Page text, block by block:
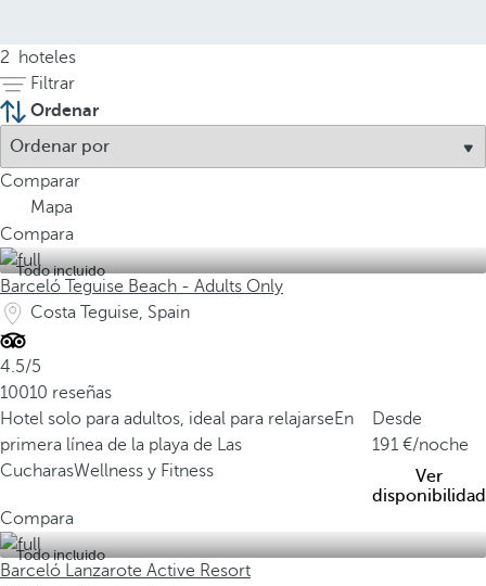
2
hoteles
Filtrar
Ordenar
Comparar
Mapa
Compara
Todo incluido
Barceló Teguise Beach - Adults Only
Costa Teguise, Spain
4.5/5
10010 reseñas
Hotel solo para adultos, ideal para relajarseEn
primera línea de la playa de Las
CucharasWellness y Fitness
Desde
191
/noche
Ver
disponibilidad
Compara
Todo incluido
Barceló Lanzarote Active Resort